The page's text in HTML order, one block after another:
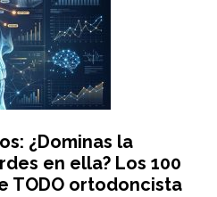
¿Dominas la
en ella? Los 100
TODO ortodoncista